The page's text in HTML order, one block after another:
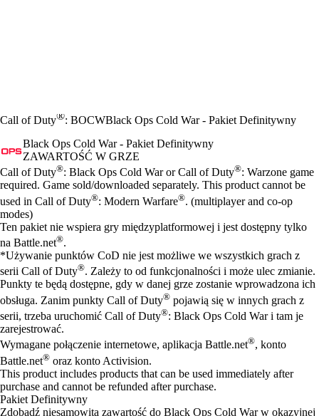
Call of Duty®: BOCWBlack Ops Cold War - Pakiet Definitywny
Black Ops Cold War - Pakiet Definitywny
ZAWARTOŚĆ W GRZE
Cena
Available actions
Call of Duty®: Black Ops Cold War or Call of Duty®: Warzone game
required. Game sold/downloaded separately. This product cannot be
used in Call of Duty®: Modern Warfare®. (multiplayer and co-op
modes)
Ten pakiet nie wspiera gry międzyplatformowej i jest dostępny tylko
na Battle.net®.
*Używanie punktów CoD nie jest możliwe we wszystkich grach z
serii Call of Duty®. Zależy to od funkcjonalności i może ulec zmianie.
Punkty te będą dostępne, gdy w danej grze zostanie wprowadzona ich
obsługa. Zanim punkty Call of Duty® pojawią się w innych grach z
serii, trzeba uruchomić Call of Duty®: Black Ops Cold War i tam je
zarejestrować.
Wymagane połączenie internetowe, aplikacja Battle.net®, konto
Battle.net® oraz konto Activision.
This product includes products that can be used immediately after
purchase and cannot be refunded after purchase.
Pakiet Definitywny
Zdobądź niesamowitą zawartość do Black Ops Cold War w okazyjnej